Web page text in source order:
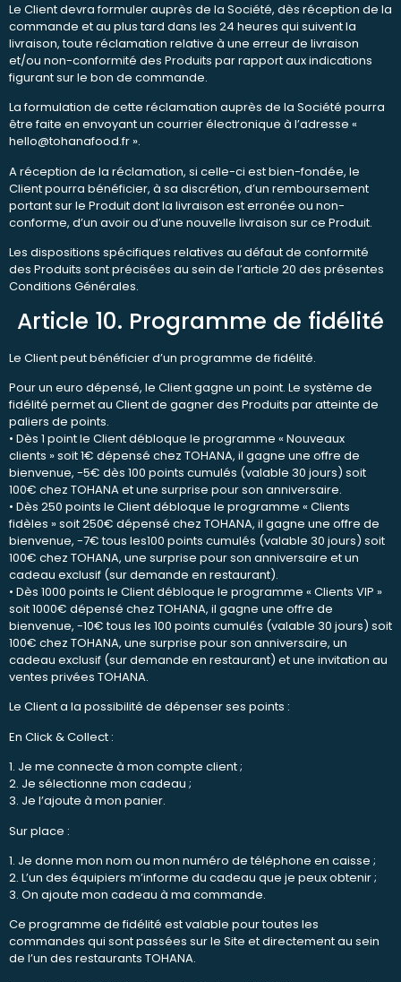
Le Client devra formuler auprès de la Société, dès réception de la
commande et au plus tard dans les 24 heures qui suivent la
livraison, toute réclamation relative à une erreur de livraison
et/ou non-conformité des Produits par rapport aux indications
figurant sur le bon de commande.
La formulation de cette réclamation auprès de la Société pourra
être faite en envoyant un courrier électronique à l’adresse «
hello@tohanafood.fr ».
A réception de la réclamation, si celle-ci est bien-fondée, le
Client pourra bénéficier, à sa discrétion, d’un remboursement
portant sur le Produit dont la livraison est erronée ou non-
conforme, d’un avoir ou d’une nouvelle livraison sur ce Produit.
Les dispositions spécifiques relatives au défaut de conformité
des Produits sont précisées au sein de l’article 20 des présentes
Conditions Générales.
Article 10. Programme de fidélité
Le Client peut bénéficier d’un programme de fidélité.
Pour un euro dépensé, le Client gagne un point. Le système de
fidélité permet au Client de gagner des Produits par atteinte de
paliers de points.
• Dès 1 point le Client débloque le programme « Nouveaux
clients » soit 1€ dépensé chez TOHANA, il gagne une offre de
bienvenue, -5€ dès 100 points cumulés (valable 30 jours) soit
100€ chez TOHANA et une surprise pour son anniversaire.
• Dès 250 points le Client débloque le programme « Clients
fidèles » soit 250€ dépensé chez TOHANA, il gagne une offre de
bienvenue, -7€ tous les100 points cumulés (valable 30 jours) soit
100€ chez TOHANA, une surprise pour son anniversaire et un
cadeau exclusif (sur demande en restaurant).
• Dès 1000 points le Client débloque le programme « Clients VIP »
soit 1000€ dépensé chez TOHANA, il gagne une offre de
bienvenue, -10€ tous les 100 points cumulés (valable 30 jours) soit
100€ chez TOHANA, une surprise pour son anniversaire, un
cadeau exclusif (sur demande en restaurant) et une invitation au
ventes privées TOHANA.
Le Client a la possibilité de dépenser ses points :
En Click & Collect :
1. Je me connecte à mon compte client ;
2. Je sélectionne mon cadeau ;
3. Je l’ajoute à mon panier.
Sur place :
1. Je donne mon nom ou mon numéro de téléphone en caisse ;
2. L’un des équipiers m’informe du cadeau que je peux obtenir ;
3. On ajoute mon cadeau à ma commande.
Ce programme de fidélité est valable pour toutes les
commandes qui sont passées sur le Site et directement au sein
de l’un des restaurants TOHANA.